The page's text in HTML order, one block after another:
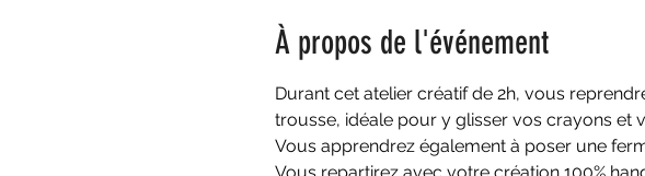
À propos de l'événement
Durant cet atelier créatif de 2h, vous
trousse, idéale pour y glisser vos crayons et
Vous apprendrez également à poser une